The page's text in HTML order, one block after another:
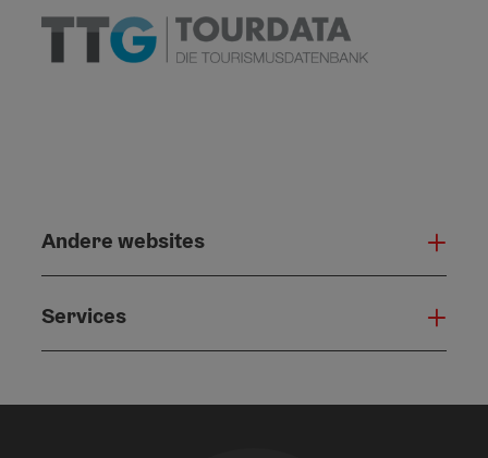
Andere websites
Services